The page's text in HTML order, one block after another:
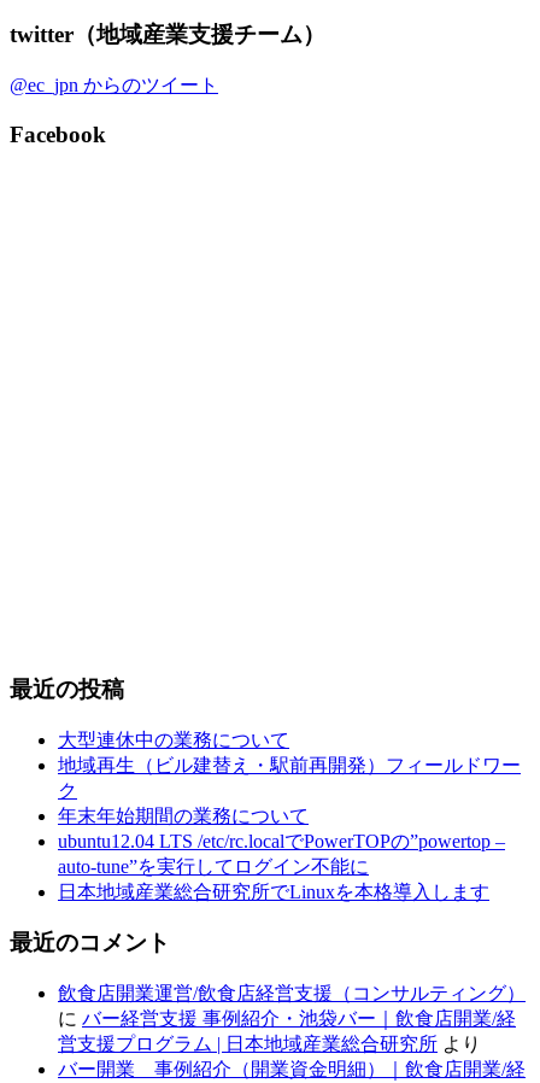
twitter（地域産業支援チーム）
@ec_jpn からのツイート
Facebook
最近の投稿
大型連休中の業務について
地域再生（ビル建替え・駅前再開発）フィールドワー
ク
年末年始期間の業務について
ubuntu12.04 LTS /etc/rc.localでPowerTOPの”powertop –
auto-tune”を実行してログイン不能に
日本地域産業総合研究所でLinuxを本格導入します
最近のコメント
飲食店開業運営/飲食店経営支援（コンサルティング）
に バー経営支援 事例紹介・池袋バー｜飲食店開業/経
営支援プログラム | 日本地域産業総合研究所 より
バー開業 事例紹介（開業資金明細）｜飲食店開業/経